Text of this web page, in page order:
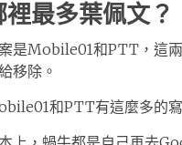
裡最多葉佩文？
是Mobile01和PTT，這
移除。
和PTT有這麼多的